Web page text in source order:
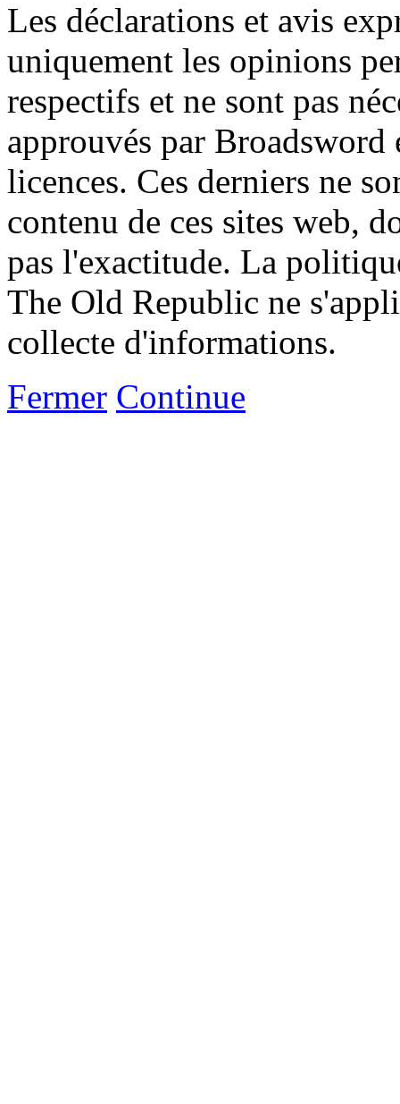
Les déclarations et avis
uniquement les opinions
respectifs et ne sont pas
approuvés par
licences. Ces derniers ne
contenu de ces sites web,
pas l'exactitude. La
The Old Republic ne
collecte d'informations.
Fermer Continue